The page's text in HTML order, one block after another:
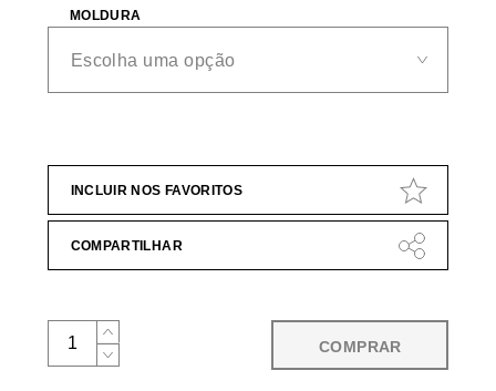
MOLDURA
INCLUIR NOS FAVORITOS
COMPARTILHAR
COMPRAR